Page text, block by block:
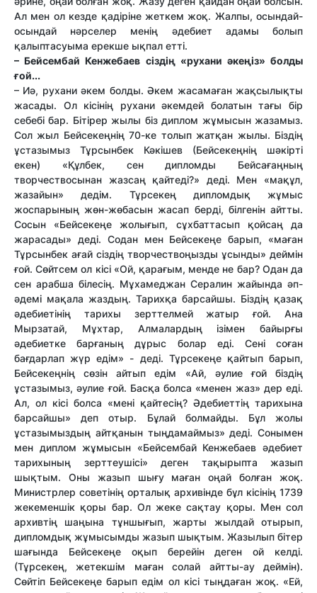
Ал мен ол кезде қадіріне жеткем жоқ. Жалпы, осындай-
осындай нәрселер менің әдебиет адамы болып
қалыптасуыма ерекше ықпал етті.
– Бейсембай Кенжебаев сіздің «рухани әкеңіз» болды
ғой...
– Иә, рухани әкем болды. Әкем жасамаған жақсылықты
жасады. Ол кісінің рухани әкемдей болатын тағы бір
себебі бар. Бітірер жылы біз диплом жұмысын жазамыз.
Сол жыл Бейсекеңнің 70-ке толып жатқан жылы. Біздің
ұстазымыз Тұрсынбек Кәкішев (Бейсекеңнің шәкірті
екен) «Құлбек, сен дипломды Бейсағаңның
творчествосынан жазсаң қайтеді?» деді. Мен «мақұл,
жазайын» дедім. Тұрсекең дипломдық жұмыс
жоспарының жөн-жөбасын жасап берді, білгенін айтты.
Сосын «Бейсекеңе жолығып, сұхбаттасып қойсаң да
жарасады» деді. Содан мен Бейсекеңе барып, «маған
Тұрсынбек ағай сіздің творчествоңызды ұсынды» деймін
ғой. Сөйтсем ол кісі «Ой, қарағым, менде не бар? Одан да
сен арабша білесің. Мұхамеджан Сералин жайында әп-
әдемі мақала жаздың. Тарихқа барсайшы. Біздің қазақ
әдебиетінің тарихы зерттелмей жатыр ғой. Ана
Мырзатай, Мұхтар, Алмалардың ізімен байырғы
әдебиетке барғаның дұрыс болар еді. Сені соған
бағдарлап жүр едім» - деді. Тұрсекеңе қайтып барып,
Бейсекеңнің сөзін айтып едім «Ай, әулие ғой біздің
ұстазымыз, әулие ғой. Басқа болса «менен жаз» дер еді.
Ал, ол кісі болса «мені қайтесің? Әдебиеттің тарихына
барсайшы» деп отыр. Бұлай болмайды. Бұл жолы
ұстазымыздың айтқанын тыңдамаймыз» деді. Сонымен
мен диплом жұмысын «Бейсембай Кенжебаев әдебиет
тарихының зерттеушісі» деген тақырыпта жазып
шықтым. Оны жазып шығу маған оңай болған жоқ.
Министрлер советінің орталық архивінде бұл кісінің 1739
жекеменшік қоры бар. Ол жеке сақтау қоры. Мен сол
архивтің шаңына тұншығып, жарты жылдай отырып,
дипломдық жұмысымды жазып шықтым. Жазылып бітер
шағында Бейсекеңе оқып берейін деген ой келді.
(Тұрсекең, жетекшім маған солай айтты-ау деймін).
Сөйтіп Бейсекеңе барып едім ол кісі тыңдаған жоқ. «Ей,